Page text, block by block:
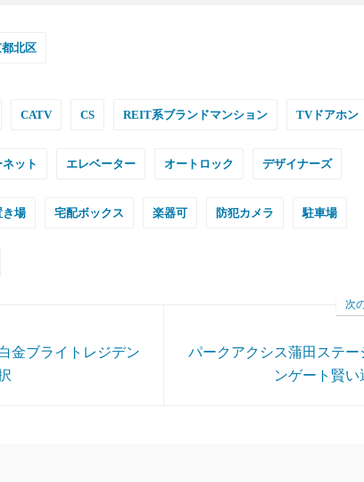
北区
CATV CS REIT系ブランドマンション TVドアホン
ット エレベーター オートロック デザイナーズ
き場 宅配ボックス 楽器可 防犯カメラ 駐車場
金ブライトレジデン
次
パークアクシス蒲田ステー
ンゲート賢い